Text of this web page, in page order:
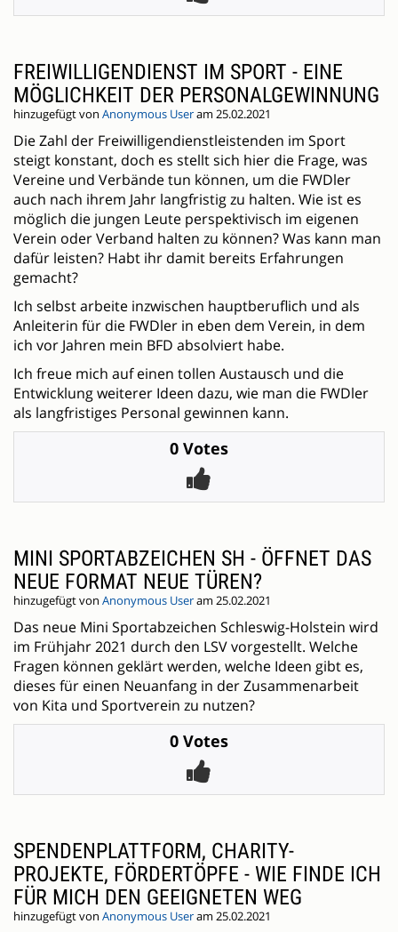
FREIWILLIGENDIENST IM SPORT - EINE
MÖGLICHKEIT DER PERSONALGEWINNUNG
hinzugefügt von Anonymous Useram 25.02.2021
Die Zahl der Freiwilligendienstleistenden im Sport
steigt konstant, doch es stellt sich hier die Frage, was
Vereine und Verbände tun können, um die FWDler
auch nach ihrem Jahr langfristig zu halten. Wie ist es
möglich die jungen Leute perspektivisch im eigenen
Verein oder Verband halten zu können? Was kann man
dafür leisten? Habt ihr damit bereits Erfahrungen
gemacht?
Ich selbst arbeite inzwischen hauptberuflich und als
Anleiterin für die FWDler in eben dem Verein, in dem
ich vor Jahren mein BFD absolviert habe.
Ich freue mich auf einen tollen Austausch und die
Entwicklung weiterer Ideen dazu, wie man die FWDler
als langfristiges Personal gewinnen kann.
0 Votes
MINI SPORTABZEICHEN SH - ÖFFNET DAS
NEUE FORMAT NEUE TÜREN?
hinzugefügt von Anonymous Useram 25.02.2021
Das neue Mini Sportabzeichen Schleswig-Holstein wird
im Frühjahr 2021 durch den LSV vorgestellt. Welche
Fragen können geklärt werden, welche Ideen gibt es,
dieses für einen Neuanfang in der Zusammenarbeit
von Kita und Sportverein zu nutzen?
0 Votes
SPENDENPLATTFORM, CHARITY-
PROJEKTE, FÖRDERTÖPFE - WIE FINDE ICH
FÜR MICH DEN GEEIGNETEN WEG
hinzugefügt von Anonymous Useram 25.02.2021